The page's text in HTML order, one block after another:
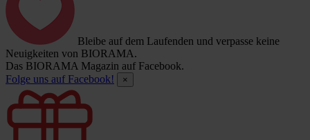
Bleibe auf dem Laufenden und verpasse keine
Neuigkeiten von BIORAMA.
Das BIORAMA Magazin auf Facebook.
Folge uns auf Facebook!
×